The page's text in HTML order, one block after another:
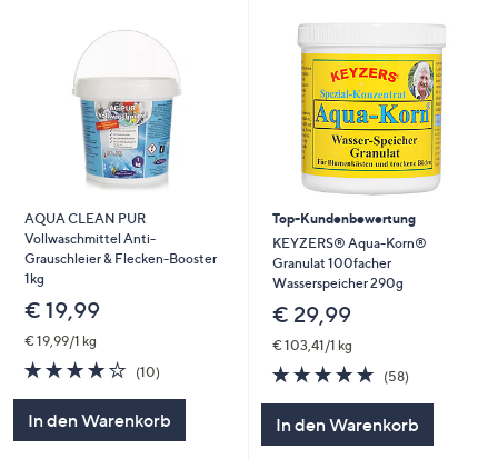
AQUA CLEAN PUR
Vollwaschmittel Anti-
Grauschleier & Flecken-Booster
1kg
€ 19,99
€ 19,99/1 kg
3.9
von
5
(10)
In den Warenkorb
Top-Kundenbewertung
KEYZERS® Aqua-Korn®
Granulat 100facher
Wasserspeicher 290g
€ 29,99
€ 103,41/1 kg
4.8
von
(58)58
In den Warenkorb